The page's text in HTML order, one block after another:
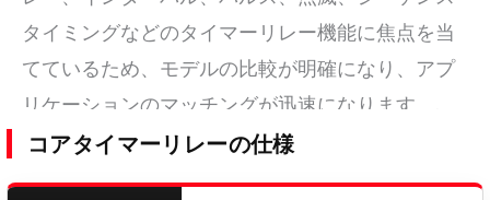
タイミングなどのタイマーリレー機能に焦点を当
てているため、モデルの比較が明確になり、アプ
リケーションのマッチングが迅速になります。.
コアタイマーリレーの仕様